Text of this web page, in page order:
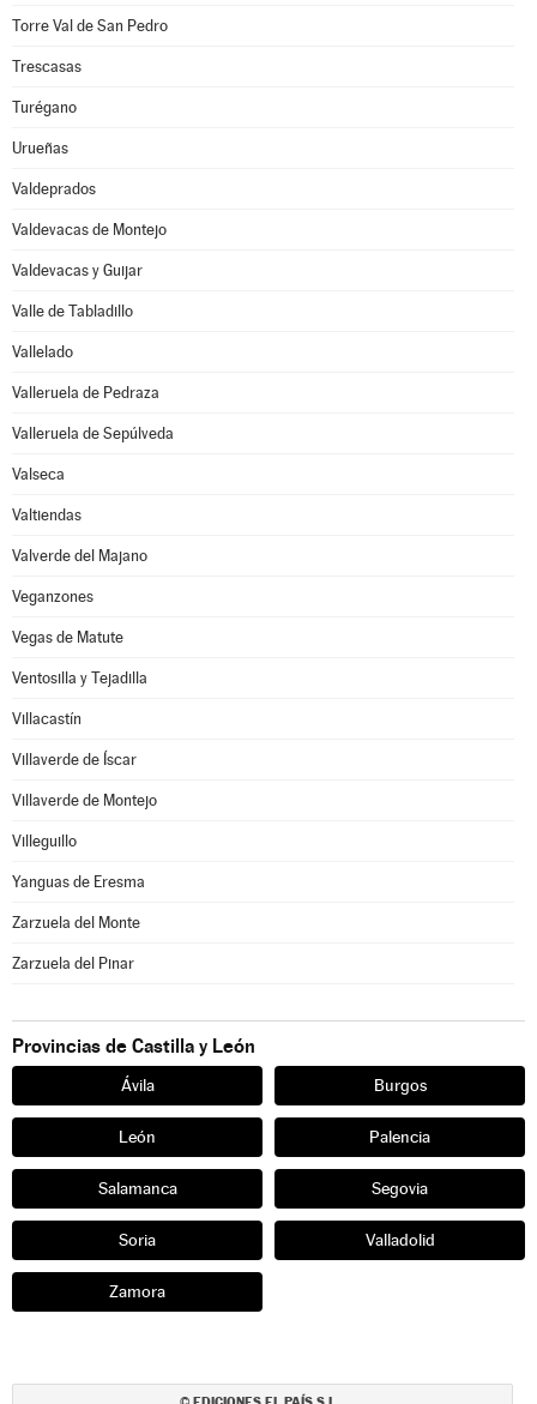
Torre Val de San Pedro
Trescasas
Turégano
Urueñas
Valdeprados
Valdevacas de Montejo
Valdevacas y Guijar
Valle de Tabladillo
Vallelado
Valleruela de Pedraza
Valleruela de Sepúlveda
Valseca
Valtiendas
Valverde del Majano
Veganzones
Vegas de Matute
Ventosilla y Tejadilla
Villacastín
Villaverde de Íscar
Villaverde de Montejo
Villeguillo
Yanguas de Eresma
Zarzuela del Monte
Zarzuela del Pinar
Provincias de Castilla y León
Ávila Burgos
León Palencia
Salamanca Segovia
Soria Valladolid
Zamora